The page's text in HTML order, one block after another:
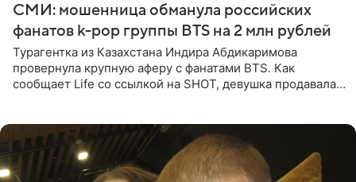
СМИ: мошенница обманула российских
фанатов k-pop группы BTS на 2 млн рублей
Турагентка из Казахстана Индира Абдикаримова
провернула крупную аферу с фанатами BTS. Как
сообщает Life со ссылкой на SHOT, девушка продавала